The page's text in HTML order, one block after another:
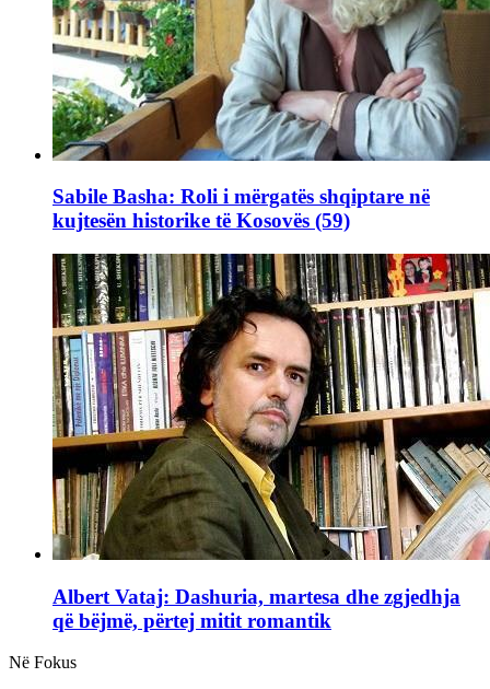
Sabile Basha: Roli i mërgatës shqiptare në
kujtesën historike të Kosovës (59)
Albert Vataj: Dashuria, martesa dhe zgjedhja
që bëjmë, përtej mitit romantik
Në Fokus